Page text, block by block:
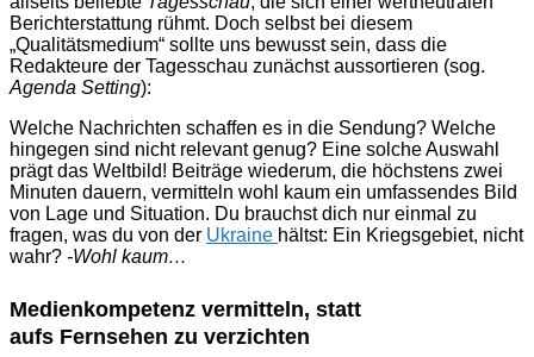
Berichterstattung rühmt. Doch selbst bei diesem
„Qualitätsmedium“ sollte uns bewusst sein, dass die
Redakteure der Tagesschau zunächst aussortieren (sog.
Agenda Setting):
Welche Nachrichten schaffen es in die Sendung? Welche
hingegen sind nicht relevant genug? Eine solche Auswahl
prägt das Weltbild! Beiträge wiederum, die höchstens zwei
Minuten dauern, vermitteln wohl kaum ein umfassendes Bild
von Lage und Situation. Du brauchst dich nur einmal zu
fragen, was du von der Ukraine hältst: Ein Kriegsgebiet, nicht
wahr? -Wohl kaum…
Medienkompetenz vermitteln, statt
aufs Fernsehen zu verzichten